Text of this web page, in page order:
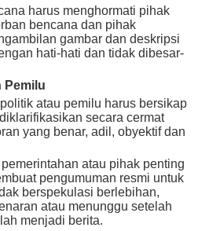
harus menghormati pihak
bencana dan pihak
gambar dan deskripsi
hati-hati dan tidak dibesar-
Pemilu
atau pemilu harus bersikap
secara cermat
yang benar, adil, obyektif dan
atau pihak penting
pengumuman resmi untuk
berspekulasi berlebihan,
atau menunggu setelah
menjadi berita.